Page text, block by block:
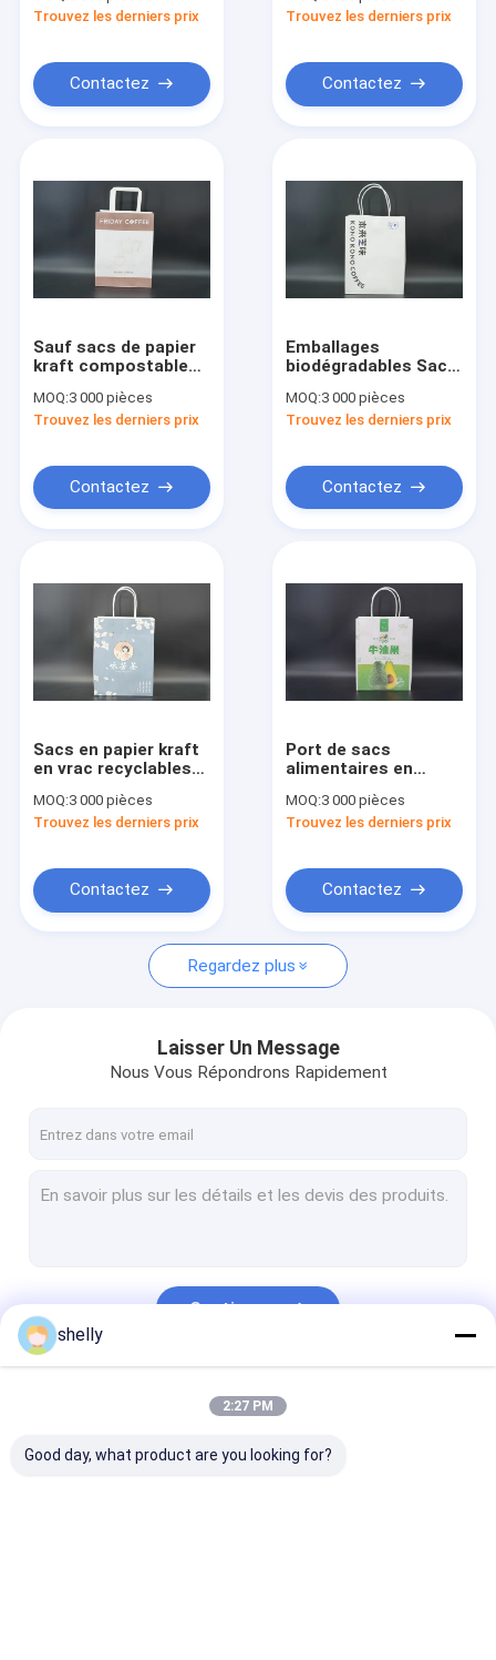
Produits
Au sujet de nous
Visite d'usine
Sacs en papier écologique
Sacs en papier de Papier d'emballage
Sacs en papier personnalisés
Sacs en papier de poignée
douille de tasse de café
tasse recyclables
Trouvez les derniers prix
Contactez
écologiques FSC
Trouvez les derniers prix
Contactez
Sauf sacs de papier
kraft compostable
de corde plate
MOQ:3 000 pièces
Trouvez les derniers prix
Contactez
Emballages
biodégradables Sacs
en papier imprimé sur
mesure avec
MOQ:3 000 pièces
Trouvez les derniers prix
Contactez
Sacs en papier kraft
en vrac recyclables
déchirure
MOQ:3 000 pièces
Trouvez les derniers prix
Contactez
Port de sacs
alimentaires en
emballage compact
et léger
MOQ:3 000 pièces
Trouvez les derniers prix
Contactez
Regardez plus
Laisser Un Message
Nous Vous Répondrons Rapidement
Continuer
shelly
2:27 PM
Good day, what product are you looking for?